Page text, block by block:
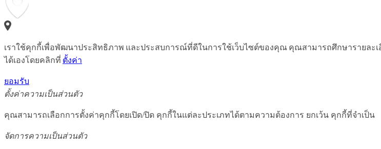
เราใช้คุกกี้เพื่อพัฒนาประสิทธิภาพ และประสบการณ์ที่ดีในการใช้เว็บไซต์ของคุณ คุณสามารถศึกษารายละเ
ได้เองโดยคลิกที่ ตั้งค่า
ยอมรับ
ตั้งค่าความเป็นส่วนตัว
คุณสามารถเลือกการตั้งค่าคุกกี้โดยเปิด/ปิด คุกกี้ในแต่ละประเภทได้ตามความต้องการ ยกเว้น คุกกี้ที่จำเป็น
จัดการความเป็นส่วนตัว